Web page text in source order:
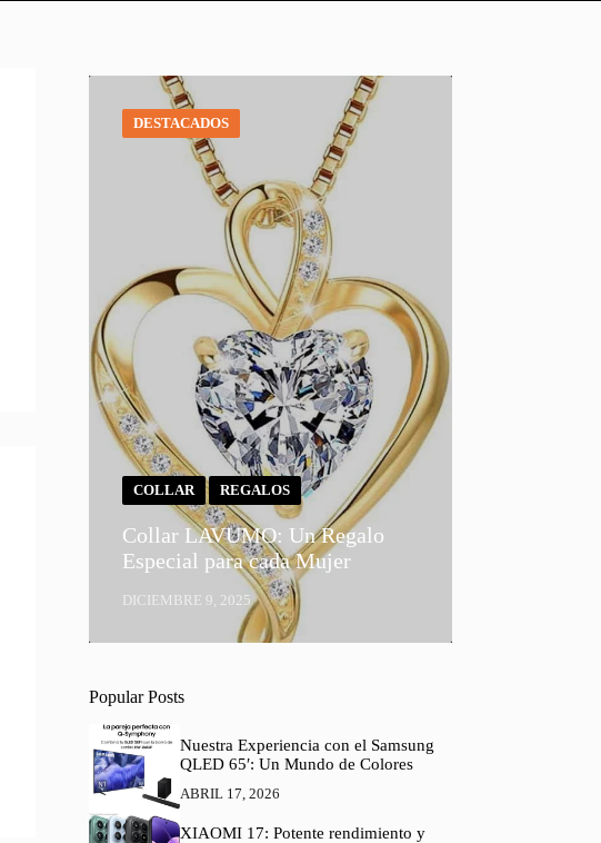
DESTACADOS
COLLAR REGALOS
Collar LAVUMO: Un Regalo
Especial para cada Mujer
DICIEMBRE 9, 2025
Popular Posts
Nuestra Experiencia con el Samsung
QLED 65′: Un Mundo de Colores
ABRIL 17, 2026
XIAOMI 17: Potente rendimiento y